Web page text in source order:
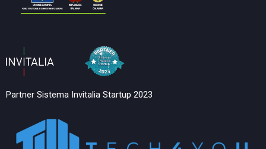
Partner Sistema Invitalia Startup 2023